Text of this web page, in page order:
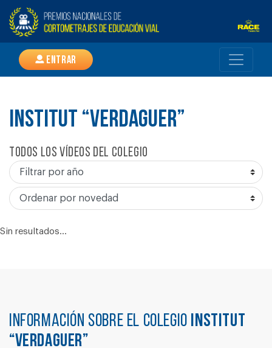
Entrar
INSTITUT “VERDAGUER”
Todos los vídeos del colegio
Sin resultados...
Información sobre el colegio INSTITUT
“VERDAGUER”